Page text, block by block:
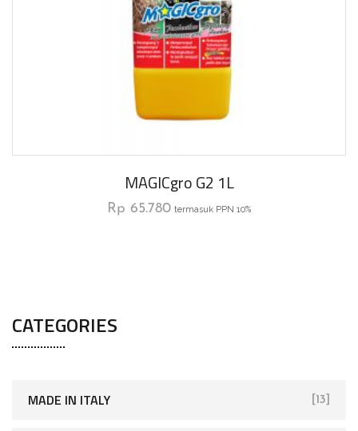
MAGICgro G2 1L
Rp 65.780 termasuk PPN 10%
CATEGORIES
MADE IN ITALY [13]